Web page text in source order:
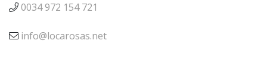
0034 972 154 721
info@locarosas.net